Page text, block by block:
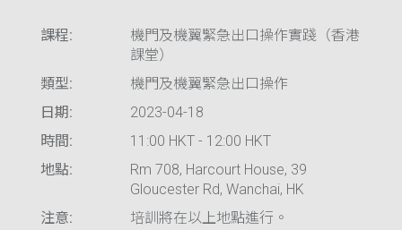
課程:
機門及機翼緊急出口操作實踐（香港
課堂）
類型:
機門及機翼緊急出口操作
日期:
2023-04-18
時間:
11:00 HKT - 12:00 HKT
地點:
Rm 708, Harcourt House, 39
Gloucester Rd, Wanchai, HK
注意:
培訓將在以上地點進行。